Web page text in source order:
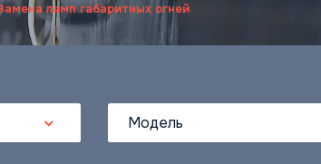
ламп габаритных огней
Модель